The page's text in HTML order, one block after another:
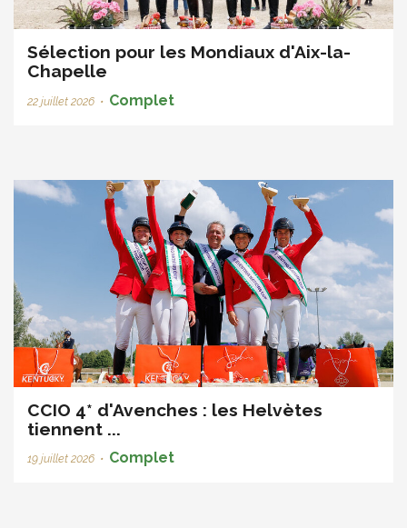
Sélection pour les Mondiaux d'Aix-la-
Chapelle
22 juillet 2026 • Complet
CCIO 4* d'Avenches : les Helvètes
tiennent ...
19 juillet 2026 • Complet